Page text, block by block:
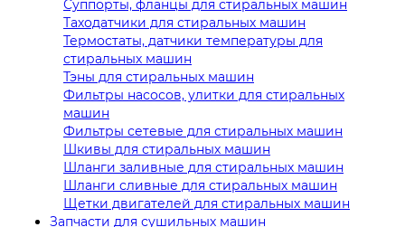
Суппорты, фланцы для стиральных машин
Таходатчики для стиральных машин
Термостаты, датчики температуры для
стиральных машин
Тэны для стиральных машин
Фильтры насосов, улитки для стиральных
машин
Фильтры сетевые для стиральных машин
Шкивы для стиральных машин
Шланги заливные для стиральных машин
Шланги сливные для стиральных машин
Щетки двигателей для стиральных машин
Запчасти для сушильных машин